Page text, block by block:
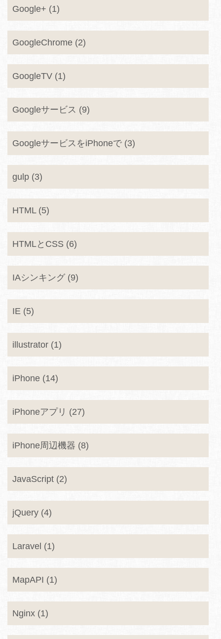
Google+ (1)
GoogleChrome (2)
GoogleTV (1)
Googleサービス (9)
GoogleサービスをiPhoneで (3)
gulp (3)
HTML (5)
HTMLとCSS (6)
IAシンキング (9)
IE (5)
illustrator (1)
iPhone (14)
iPhoneアプリ (27)
iPhone周辺機器 (8)
JavaScript (2)
jQuery (4)
Laravel (1)
MapAPI (1)
Nginx (1)